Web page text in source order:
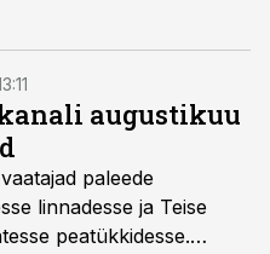
augustikuu
paleede
linnadesse ja Teise
peatükkidesse.